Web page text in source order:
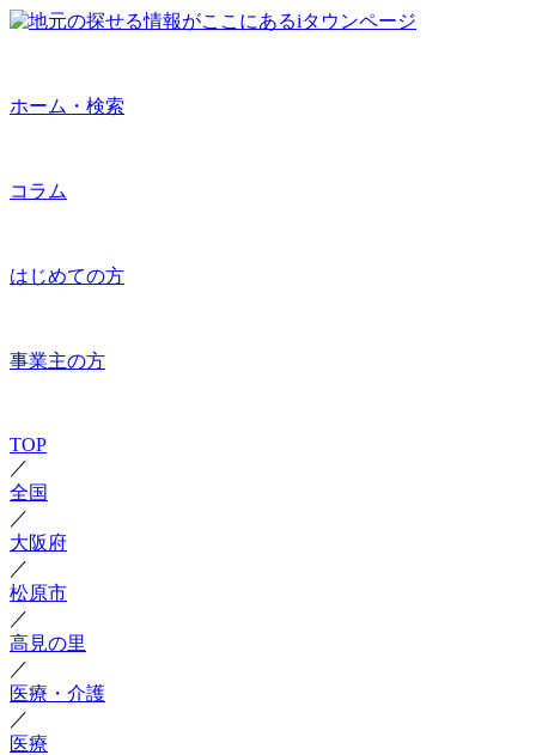
ホーム・検索
コラム
はじめての方
事業主の方
TOP
／
全国
／
大阪府
／
松原市
／
高見の里
／
医療・介護
／
医療